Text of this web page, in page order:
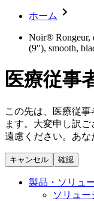
脊
手
パ
縫
血
ソリューション
膝関節の構造
私
採用情報
キャリア（B.
多
お
ニュース
ニ
会社
私たちの責任
ホーム
Noir® Rongeur,
(9"), smooth,
医療従事
この先は、医療従
ます。大変申し訳
遠慮ください。あな
キャンセル 確認
製品・ソリュ
ソリュー